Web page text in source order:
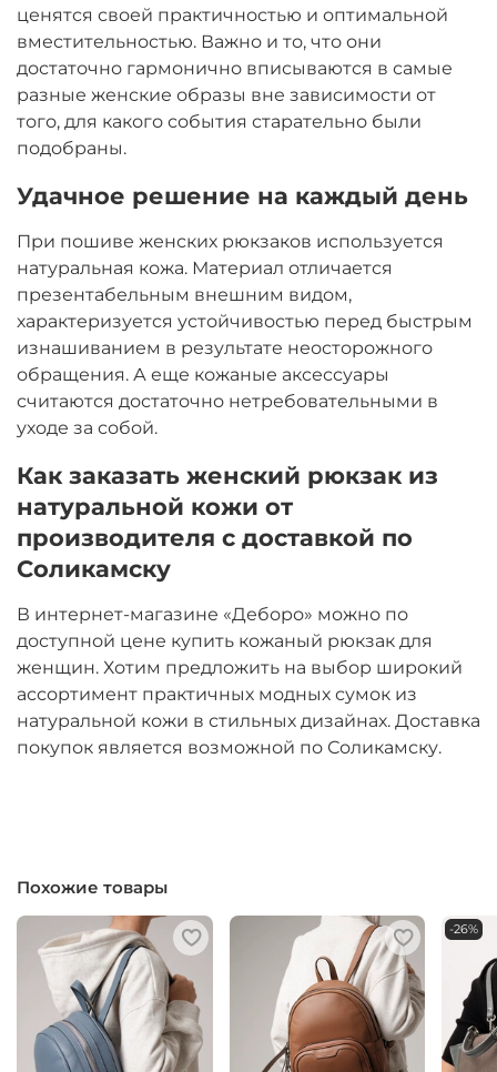
ценятся своей практичностью и оптимальной
вместительностью. Важно и то, что они
достаточно гармонично вписываются в самые
разные женские образы вне зависимости от
того, для какого события старательно были
подобраны.
Удачное решение на каждый день
При пошиве женских рюкзаков используется
натуральная кожа. Материал отличается
презентабельным внешним видом,
характеризуется устойчивостью перед быстрым
изнашиванием в результате неосторожного
обращения. А еще кожаные аксессуары
считаются достаточно нетребовательными в
уходе за собой.
Как заказать женский рюкзак из
натуральной кожи от
производителя с доставкой по
Соликамску
В интернет-магазине «Деборо» можно по
доступной цене купить кожаный рюкзак для
женщин. Хотим предложить на выбор широкий
ассортимент практичных модных сумок из
натуральной кожи в стильных дизайнах. Доставка
покупок является возможной по Соликамску.
Похожие товары
-26%